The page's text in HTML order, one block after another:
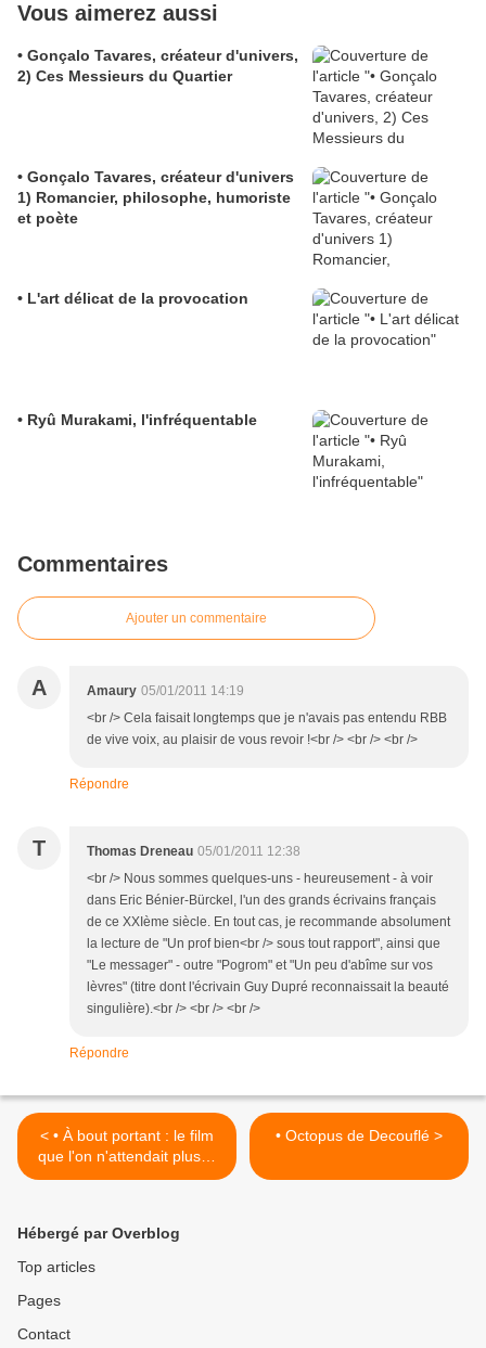
Vous aimerez aussi
• Gonçalo Tavares, créateur d'univers,
2) Ces Messieurs du Quartier
• Gonçalo Tavares, créateur d'univers
1) Romancier, philosophe, humoriste
et poète
• L'art délicat de la provocation
• Ryû Murakami, l'infréquentable
Commentaires
Ajouter un commentaire
A Amaury 05/01/2011 14:19
<br /> Cela faisait longtemps que je n'avais pas entendu RBB
de vive voix, au plaisir de vous revoir !<br /> <br /> <br />
Répondre
T Thomas Dreneau 05/01/2011 12:38
<br /> Nous sommes quelques-uns - heureusement - à voir
dans Eric Bénier-Bürckel, l'un des grands écrivains français
de ce XXIème siècle. En tout cas, je recommande absolument
la lecture de "Un prof bien<br /> sous tout rapport", ainsi que
"Le messager" - outre "Pogrom" et "Un peu d'abîme sur vos
lèvres" (titre dont l'écrivain Guy Dupré reconnaissait la beauté
singulière).<br /> <br /> <br />
Répondre
< • À bout portant : le film
que l'on n'attendait plus…
• Octopus de Decouflé >
Hébergé par Overblog
Top articles
Pages
Contact